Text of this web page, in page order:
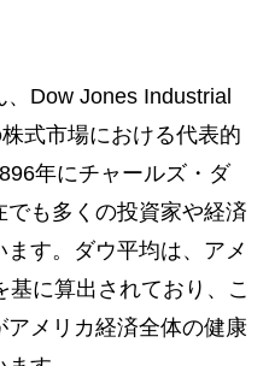
Dow Jones Industrial
式市場における代表的
年にチャールズ・ダ
も多くの投資家や経済
す。ダウ平均は、アメ
基に算出されており、こ
メリカ経済全体の健康